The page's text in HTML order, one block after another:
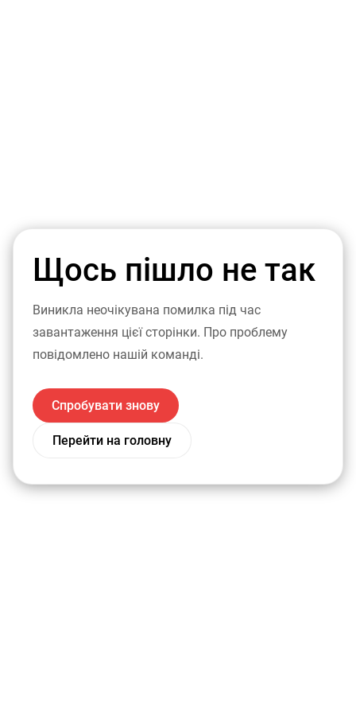
Щось пішло не так
Виникла неочікувана помилка під час
завантаження цієї сторінки. Про проблему
повідомлено нашій команді.
Спробувати знову
Перейти на головну